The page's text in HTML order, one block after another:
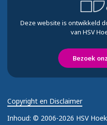
Deze website is ontwikkeld
van HSV
Bezoek
Inhoud: © 2006-2026 HSV Hoek
Copyright en Disclaimer